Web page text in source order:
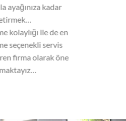
ayağınıza kadar
kolaylığı ile de en
seçenekli servis
firma olarak öne